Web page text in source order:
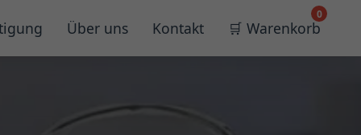
Über uns Kontakt 🛒 Warenkorb
0